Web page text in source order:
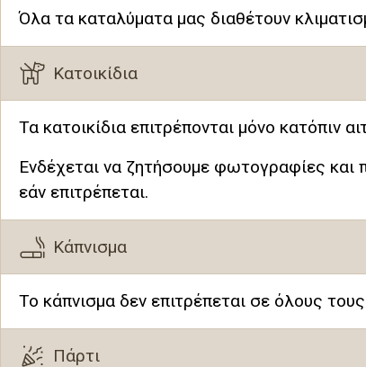
Όλα τα καταλύματα μας διαθέτουν
Κατοικίδια
Τα κατοικίδια επιτρέπονται μόνο κατόπιν
Ενδέχεται να ζητήσουμε φωτογραφίες και
εάν επιτρέπεται.
Κάπνισμα
Το κάπνισμα δεν επιτρέπεται σε όλους
Πάρτι